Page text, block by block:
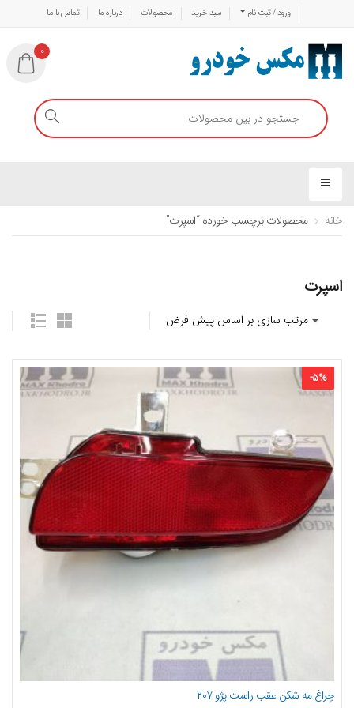
ورود / ثبت نام سبد خرید محصولات درباره ما تماس با ما
0
خانه محصولات برچسب خورده “اسپرت”
اسپرت
-5%
چراغ مه شکن عقب راست پژو ۲۰۷